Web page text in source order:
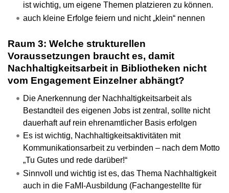
ist wichtig, um eigene Themen platzieren zu können.
auch kleine Erfolge feiern und nicht „klein“ nennen
Raum 3: Welche strukturellen
Voraussetzungen braucht es, damit
Nachhaltigkeitsarbeit in Bibliotheken nicht
vom Engagement Einzelner abhängt?
Die Anerkennung der Nachhaltigkeitsarbeit als
Bestandteil des eigenen Jobs ist zentral, sollte nicht
dauerhaft auf rein ehrenamtlicher Basis erfolgen
Es ist wichtig, Nachhaltigkeitsaktivitäten mit
Kommunikationsarbeit zu verbinden – nach dem Motto
„Tu Gutes und rede darüber!“
Sinnvoll und wichtig ist es, das Thema Nachhaltigkeit
auch in die FaMI-Ausbildung (Fachangestellte für